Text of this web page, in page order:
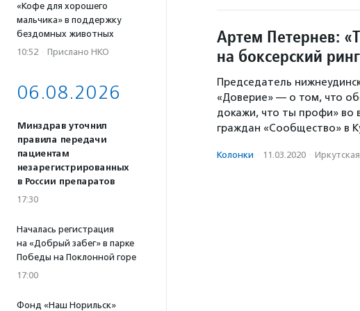
«Кофе для хорошего
мальчика» в поддержку
бездомных животных
10:52 · Прислано НКО
06.08.2026
Минздрав уточнил
правила передачи
пациентам
незарегистрированных
в России препаратов
17:30
Началась регистрация
на «Добрый забег» в парке
Победы на Поклонной горе
17:00
Фонд «Наш Норильск»
Артем Петернев:
на боксерский
Председатель
«Доверие» — о том, что
докажи, что ты профи» во
граждан «Сообщество» в
Колонки · 11.03.2020 ·